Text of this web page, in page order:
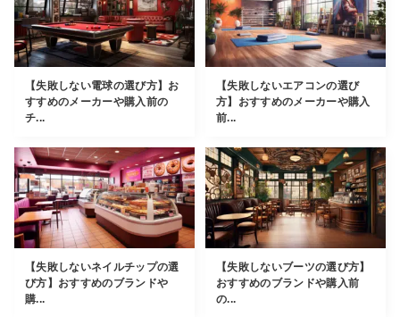
【失敗しない電球の選び方】お
すすめのメーカーや購入前の
チ...
【失敗しないエアコンの選び
方】おすすめのメーカーや購入
前...
【失敗しないネイルチップの選
び方】おすすめのブランドや
購...
【失敗しないブーツの選び方】
おすすめのブランドや購入前
の...